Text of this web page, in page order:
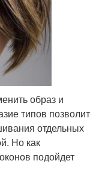
образ и
типов позволит
отдельных
Но как
подойдет